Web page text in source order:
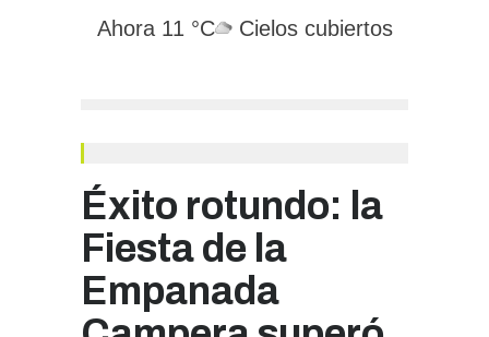
Ahora 11 °C Cielos cubiertos
Éxito rotundo: la
Fiesta de la
Empanada